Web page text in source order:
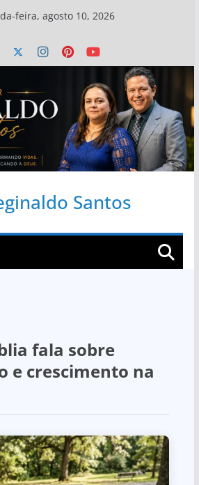
feira, agosto 10, 2026
Santos
fala sobre
e crescimento na